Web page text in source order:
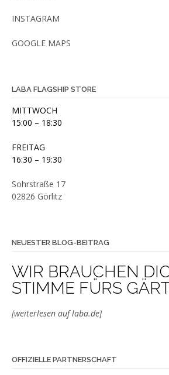
INSTAGRAM
GOOGLE MAPS
LABA FLAGSHIP STORE
MITTWOCH
15:00 – 18:30
FREITAG
16:30 – 19:30
Sohrstraße 17
02826 Görlitz
NEUESTER BLOG-BEITRAG
WIR BRAUCHEN
STIMME FÜRS
[weiterlesen auf laba.de]
OFFIZIELLE PARTNERSCHAFT